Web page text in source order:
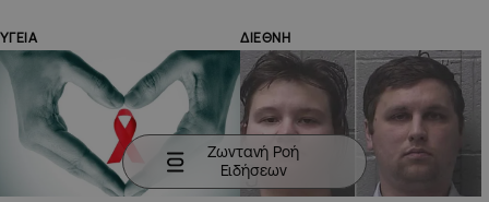
ΥΓΕΙΑ ΔΙΕΘΝΗ
Ζωντανή Ροή
Ειδήσεων